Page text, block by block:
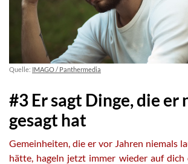
Quelle: IMAGO / Panthermedia
#3 Er sagt Dinge, die er
gesagt hat
Gemeinheiten, die er vor Jahren niemals
hätte, hageln jetzt immer wieder auf dich